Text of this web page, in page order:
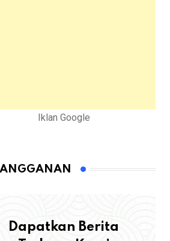
Iklan Google
Dapatkan Berita